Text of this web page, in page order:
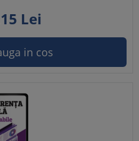
15 Lei
in cos